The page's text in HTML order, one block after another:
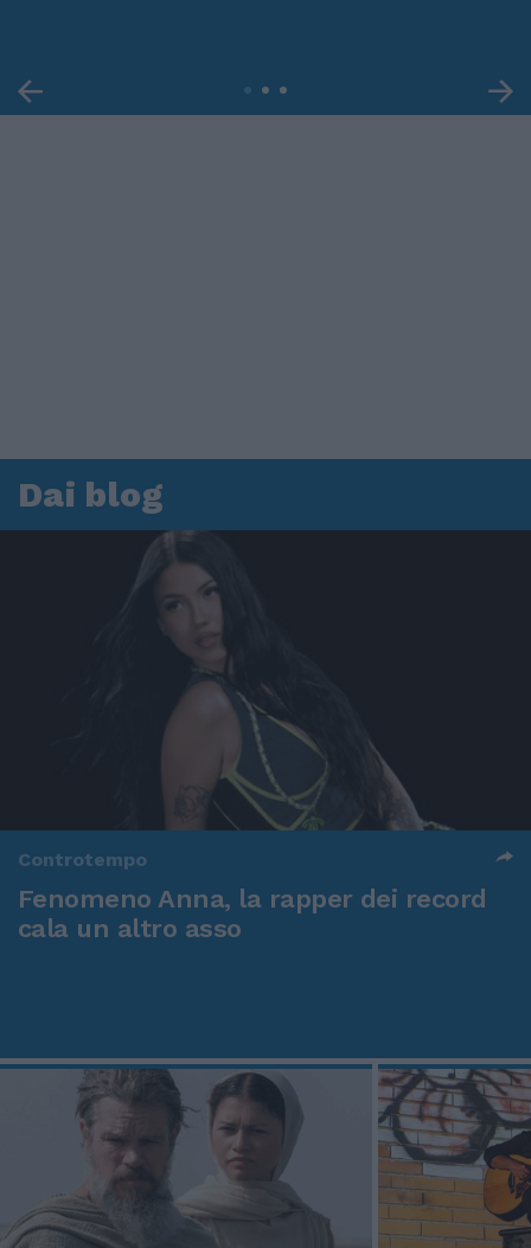
Dai blog
Controtempo
Fenomeno Anna, la rapper dei record
cala un altro asso